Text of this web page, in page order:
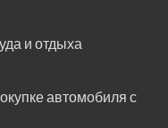
и отдыха
автомобиля с